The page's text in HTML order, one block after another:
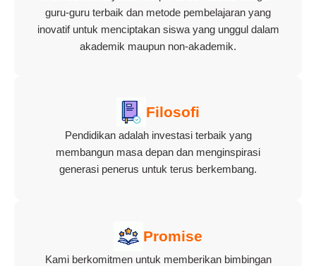
guru-guru terbaik dan metode pembelajaran yang
inovatif untuk menciptakan siswa yang unggul dalam
akademik maupun non-akademik.
Filosofi
Pendidikan adalah investasi terbaik yang
membangun masa depan dan menginspirasi
generasi penerus untuk terus berkembang.
Promise
Kami berkomitmen untuk memberikan bimbingan